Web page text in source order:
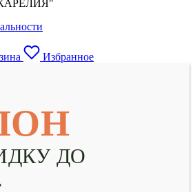
Избранное
ДО